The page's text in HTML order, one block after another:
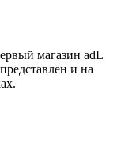
магазин adL
и на